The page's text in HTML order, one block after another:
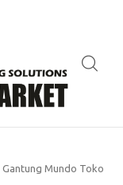
Mundo Toko